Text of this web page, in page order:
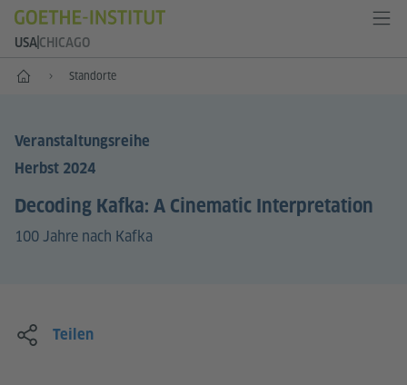
USACHICAGO
Start Standorte
Veranstaltungsreihe
Herbst 2024
Decoding Kafka: A Cinematic Interpretation
100 Jahre nach Kafka
Teilen